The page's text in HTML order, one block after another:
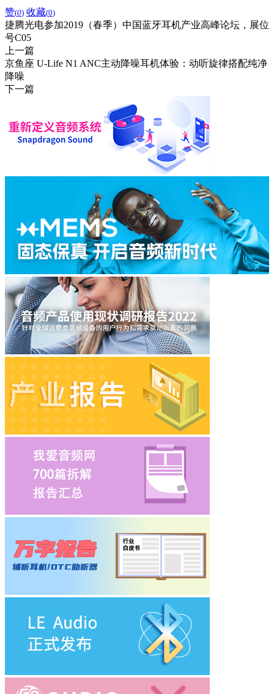
赞(0) 收藏(0)
捷腾光电参加2019（春季）中国蓝牙耳机产业高峰论坛，展位
号C05
上一篇
京鱼座 U-Life N1 ANC主动降噪耳机体验：动听旋律搭配纯净
降噪
下一篇